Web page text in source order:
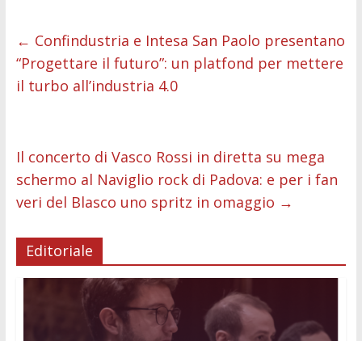
b
o
o
er l s
A
p
e
n
di
t
e
dI
di
vi
← Confindustria e Intesa San Paolo presentano
“Progettare il futuro”: un platfond per mettere
il turbo all’industria 4.0
Il concerto di Vasco Rossi in diretta su mega
schermo al Naviglio rock di Padova: e per i fan
veri del Blasco uno spritz in omaggio →
Editoriale